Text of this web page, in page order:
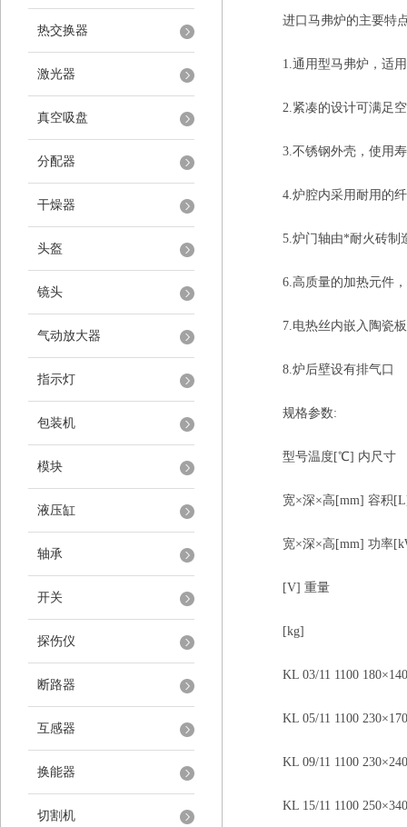
热交换器
激光器
真空吸盘
分配器
干燥器
头盔
镜头
气动放大器
指示灯
包装机
模块
液压缸
轴承
开关
探伤仪
断路器
互感器
换能器
切割机
进口马弗炉的主要特
1.通用型马弗炉，适用
2.紧凑的设计可满足空
3.不锈钢外壳，使用寿
4.炉腔内采用耐用的纤
5.炉门轴由*耐火砖制造
6.高质量的加热元件，
7.电热丝内嵌入陶瓷板
8.炉后壁设有排气口
规格参数:
型号温度[℃] 内尺寸
宽×深×高[mm] 容积
宽×深×高[mm] 功率
[V] 重量
[kg]
KL 03/11 1100
KL 05/11 1100
KL 09/11 1100
KL 15/11 1100